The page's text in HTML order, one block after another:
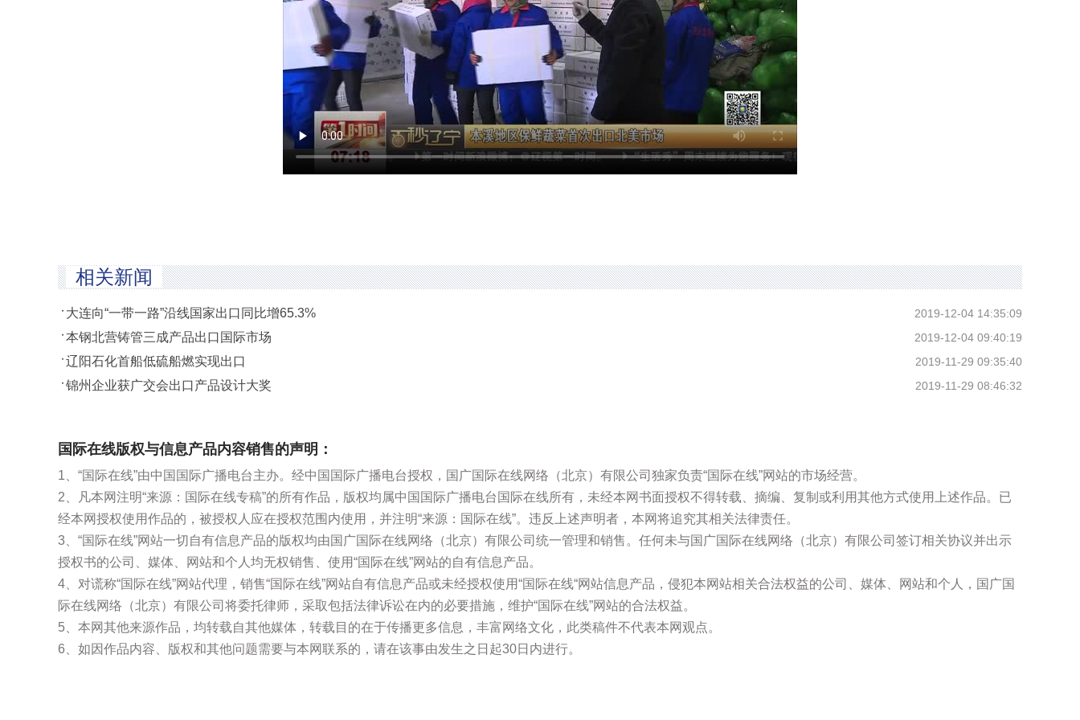
相关新闻
2019-12-04 14:35:09
大连向“一带一路”沿线国家出口同比增65.3%
2019-12-04 09:40:19
本钢北营铸管三成产品出口国际市场
2019-11-29 09:35:40
辽阳石化首船低硫船燃实现出口
2019-11-29 08:46:32
锦州企业获广交会出口产品设计大奖
国际在线版权与信息产品内容销售的声明：
1、“国际在线”由中国国际广播电台主办。经中国国际广播电台授权，国广国际在线网络（北京）有限公司独家负责“国际在线”网站的市场经营。
2、凡本网注明“来源：国际在线专稿”的所有作品，版权均属中国国际广播电台国际在线所有，未经本网书面授权不得转载、摘编、复制或利用其他方式使用上述作品。已
经本网授权使用作品的，被授权人应在授权范围内使用，并注明“来源：国际在线”。违反上述声明者，本网将追究其相关法律责任。
3、“国际在线”网站一切自有信息产品的版权均由国广国际在线网络（北京）有限公司统一管理和销售。任何未与国广国际在线网络（北京）有限公司签订相关协议并出示
授权书的公司、媒体、网站和个人均无权销售、使用“国际在线”网站的自有信息产品。
4、对谎称“国际在线”网站代理，销售“国际在线”网站自有信息产品或未经授权使用“国际在线“网站信息产品，侵犯本网站相关合法权益的公司、媒体、网站和个人，国广国
际在线网络（北京）有限公司将委托律师，采取包括法律诉讼在内的必要措施，维护“国际在线”网站的合法权益。
5、本网其他来源作品，均转载自其他媒体，转载目的在于传播更多信息，丰富网络文化，此类稿件不代表本网观点。
6、如因作品内容、版权和其他问题需要与本网联系的，请在该事由发生之日起30日内进行。